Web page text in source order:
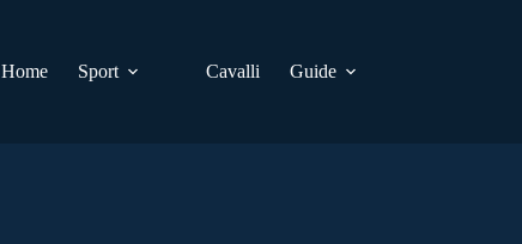
Home
Sport Cavalli Guide